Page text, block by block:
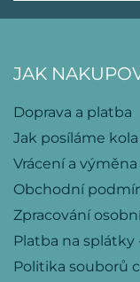
JAK
Doprava a platba
Jak posíláme kola
Vrácení a
Obchodní
Zpracování
Platba na splátky
Politika souborů